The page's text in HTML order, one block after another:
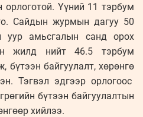
орлоготой. Үүний 11 тэрбум
Сайдын журмын дагуу 50
уур амьсгалын санд орох
жилд нийт 46.5 тэрбум
бүтээн байгуулалт, хөрөнгө
Тэгвэл эдгээр орлогоос
бүтээн байгуулалтын
хийлээ.